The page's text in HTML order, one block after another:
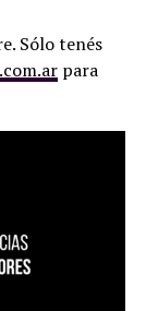
Sólo tenés
para